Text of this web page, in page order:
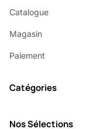
Catalogue
Magasin
Paiement
Catégories
Nos Sélections